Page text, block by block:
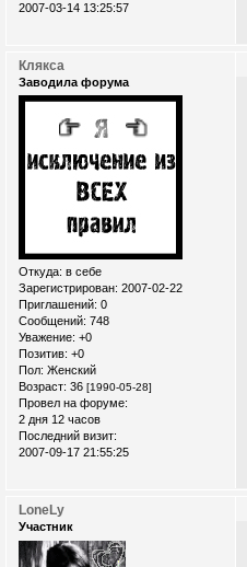
2007-03-14 13:25:57
Клякса
Заводила форума
Откуда: в себе
Зарегистрирован: 2007-02-22
Приглашений: 0
Сообщений: 748
Уважение: +0
Позитив: +0
Пол: Женский
Возраст: 36 [1990-05-28]
Провел на форуме:
2 дня 12 часов
Последний визит:
2007-09-17 21:55:25
LoneLy
Участник